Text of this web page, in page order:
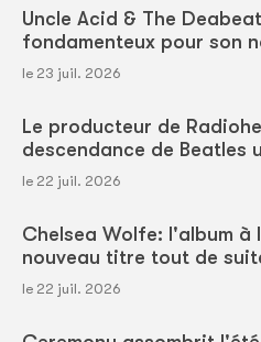
Uncle Acid & The
fondamenteux pour son
le 23 juil. 2026
Le producteur de
descendance de Beatles
le 22 juil. 2026
Chelsea Wolfe: l'album à
nouveau titre tout de
le 22 juil. 2026